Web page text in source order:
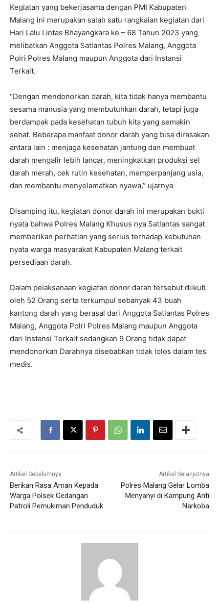
Kegiatan yang bekerjasama dengan PMI Kabupaten
Malang ini merupakan salah satu rangkaian kegiatan dari
Hari Lalu Lintas Bhayangkara ke – 68 Tahun 2023 yang
melibatkan Anggota Satlantas Polres Malang, Anggota
Polri Polres Malang maupun Anggota dari Instansi
Terkait.
“Dengan mendonorkan darah, kita tidak hanya membantu
sesama manusia yang membutuhkan darah, tetapi juga
berdampak pada kesehatan tubuh kita yang semakin
sehat. Beberapa manfaat donor darah yang bisa dirasakan
antara lain : menjaga kesehatan jantung dan membuat
darah mengalir lebih lancar, meningkatkan produksi sel
darah merah, cek rutin kesehatan, memperpanjang usia,
dan membantu menyelamatkan nyawa,” ujarnya
Disamping itu, kegiatan donor darah ini merupakan bukti
nyata bahwa Polres Malang Khusus nya Satlantas sangat
memberikan perhatian yang serius terhadap kebutuhan
nyata warga masyarakat Kabupaten Malang terkait
persediaan darah.
Dalam pelaksanaan kegiatan donor darah tersebut diikuti
oleh 52 Orang serta terkumpul sebanyak 43 buah
kantong darah yang berasal dari Anggota Satlantas Polres
Malang, Anggota Polri Polres Malang maupun Anggota
dari Instansi Terkait sedangkan 9 Orang tidak dapat
mendonorkan Darahnya disebabkan tidak lolos dalam tes
medis.
Artikel Sebelumnya
Berikan Rasa Aman Kepada
Warga Polsek Gedangan
Patroli Pemukiman Penduduk
Artikel Selanjutnya
Polres Malang Gelar Lomba
Menyanyi di Kampung Anti
Narkoba